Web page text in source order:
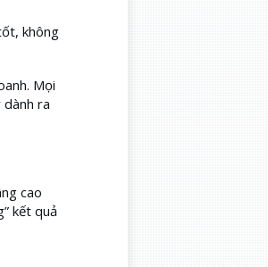
không
Mọi
dành ra
cao
kết quả